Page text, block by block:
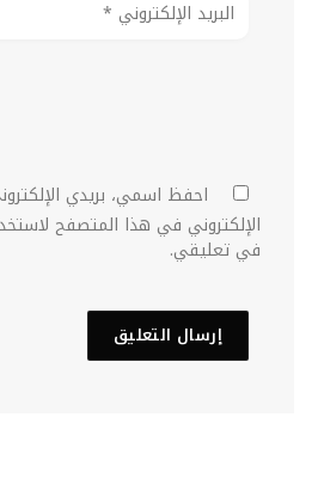
احفظ اسمي، بريدي
الإلكتروني في هذا المتصفح
في تعليقي.